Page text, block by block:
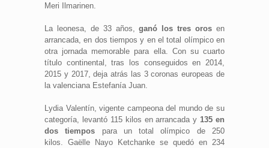
Meri Ilmarinen.
La leonesa, de 33 años,ganó los tres oros en
arrancada, en dos tiempos y en el total olímpico en
otra jornada memorable para ella. Con su cuarto
título continental, tras los conseguidos en 2014,
2015 y 2017, deja atrás las 3 coronas europeas de
la valenciana Estefanía Juan.
Lydia Valentín, vigente campeona del mundo de su
categoría, levantó 115 kilos en arrancada y135 en
dos tiempos para un total olímpico de 250
kilos. Gaëlle Nayo Ketchanke se quedó en 234